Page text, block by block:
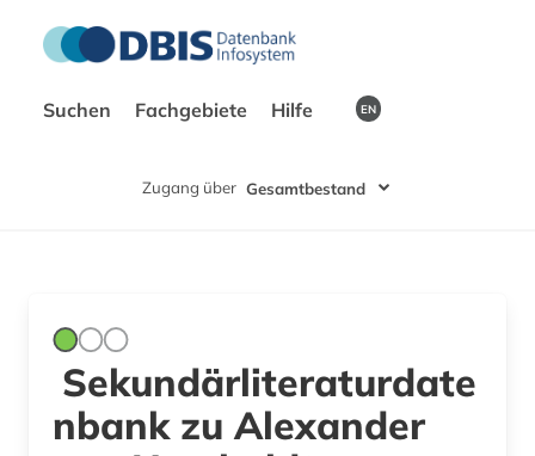
Suchen Fachgebiete Hilfe EN
Zugang über Gesamtbestand
Sekundärliteraturdate
nbank zu Alexander